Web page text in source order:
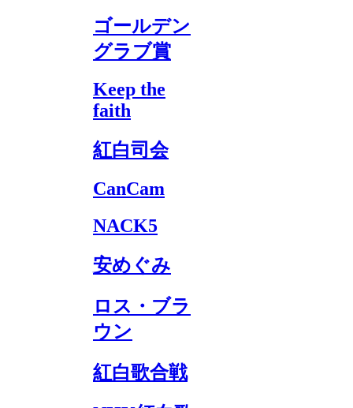
ゴールデン
グラブ賞
Keep the
faith
紅白司会
CanCam
NACK5
安めぐみ
ロス・ブラ
ウン
紅白歌合戦